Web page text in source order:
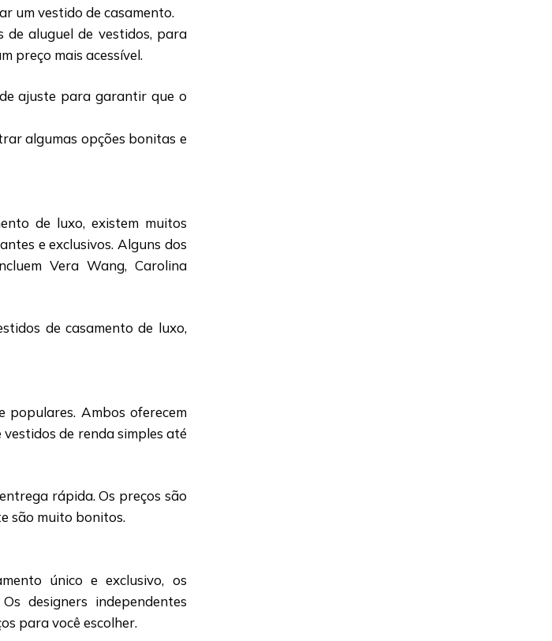
um vestido de casamento.
de aluguel de vestidos, para
preço mais acessível.
ajuste para garantir que o
algumas opções bonitas e
de luxo, existem muitos
e exclusivos. Alguns dos
Vera Wang, Carolina
de casamento de luxo,
populares. Ambos oferecem
vestidos de renda simples até
rápida. Os preços são
são muito bonitos.
único e exclusivo, os
designers independentes
para você escolher.